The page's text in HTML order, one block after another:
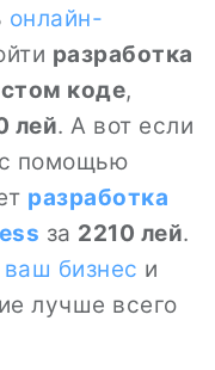
онлайн-
разработка
коде,
лей. А вот если
с помощью
разработка
за 2210 лей.
ваш бизнес и
лучше всего